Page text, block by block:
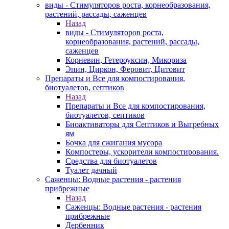
виды - Стимуляторов роста, корнеобразования,
растений, рассады, саженцев
Назад
виды - Стимуляторов роста,
корнеобразования, растений, рассады,
саженцев
Корневин, Гетероуксин, Микориза
Эпин, Циркон, Феровит, Цитовит
Препараты и Все для компостирования,
биотуалетов, септиков
Назад
Препараты и Все для компостирования,
биотуалетов, септиков
Биоактиваторы для Септиков и Выгребных
ям
Бочка для сжигания мусора
Компостеры, ускорители компостирования.
Средства для биотуалетов
Туалет дачный
Саженцы: Водные растения - растения
прибрежные
Назад
Саженцы: Водные растения - растения
прибрежные
Дербенник